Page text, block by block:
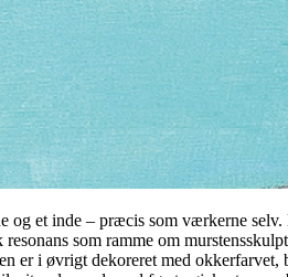
og et inde – præcis som værkerne
som ramme om
er i øvrigt dekoreret med okkerfarvet,